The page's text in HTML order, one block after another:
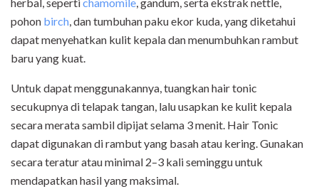
pohon birch, dan tumbuhan paku ekor kuda, yang diketahui
dapat menyehatkan kulit kepala dan menumbuhkan rambut
baru yang kuat.
Untuk dapat menggunakannya, tuangkan hair tonic
secukupnya di telapak tangan, lalu usapkan ke kulit kepala
secara merata sambil dipijat selama 3 menit. Hair Tonic
dapat digunakan di rambut yang basah atau kering. Gunakan
secara teratur atau minimal 2–3 kali seminggu untuk
mendapatkan hasil yang maksimal.